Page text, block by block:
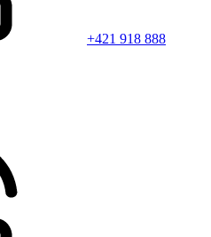
+421 918 888